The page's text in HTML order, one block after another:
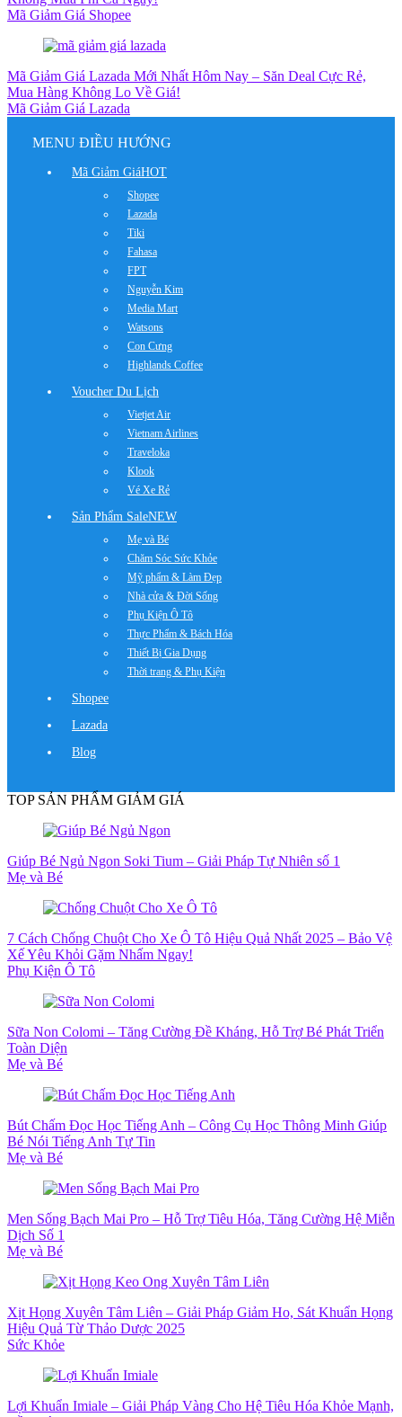
Mã Giảm Giá Shopee
Mã Giảm Giá Lazada Mới Nhất Hôm Nay – Săn Deal Cực Rẻ,
Mua Hàng Không Lo Về Giá!
Mã Giảm Giá Lazada
MENU ĐIỀU HƯỚNG
Mã Giảm GiáHOT
Shopee
Lazada
Tiki
Fahasa
FPT
Nguyễn Kim
Media Mart
Watsons
Con Cưng
Highlands Coffee
Voucher Du Lịch
Vietjet Air
Vietnam Airlines
Traveloka
Klook
Vé Xe Rẻ
Sản Phẩm SaleNEW
Mẹ và Bé
Chăm Sóc Sức Khỏe
Mỹ phẩm & Làm Đẹp
Nhà cửa & Đời Sống
Phụ Kiện Ô Tô
Thực Phẩm & Bách Hóa
Thiết Bị Gia Dụng
Thời trang & Phụ Kiện
Shopee
Lazada
Blog
TOP SẢN PHẨM GIẢM GIÁ
Giúp Bé Ngủ Ngon Soki Tium – Giải Pháp Tự Nhiên số 1
Mẹ và Bé
7 Cách Chống Chuột Cho Xe Ô Tô Hiệu Quả Nhất 2025 – Bảo Vệ
Xế Yêu Khỏi Gặm Nhấm Ngay!
Phụ Kiện Ô Tô
Sữa Non Colomi – Tăng Cường Đề Kháng, Hỗ Trợ Bé Phát Triển
Toàn Diện
Mẹ và Bé
Bút Chấm Đọc Học Tiếng Anh – Công Cụ Học Thông Minh Giúp
Bé Nói Tiếng Anh Tự Tin
Mẹ và Bé
Men Sống Bạch Mai Pro – Hỗ Trợ Tiêu Hóa, Tăng Cường Hệ Miễn
Dịch Số 1
Mẹ và Bé
Xịt Họng Xuyên Tâm Liên – Giải Pháp Giảm Ho, Sát Khuẩn Họng
Hiệu Quả Từ Thảo Dược 2025
Sức Khỏe
Lợi Khuẩn Imiale – Giải Pháp Vàng Cho Hệ Tiêu Hóa Khỏe Mạnh,